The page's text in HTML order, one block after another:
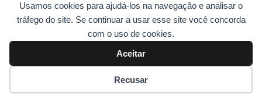
Usamos cookies para ajudá-los na navegação e analisar o
tráfego do site. Se continuar a usar esse site você concorda
com o uso de cookies.
Aceitar
Recusar
(61) 99183-1290